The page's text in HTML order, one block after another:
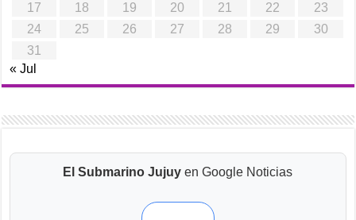
17
18 19 20 21 22
23
24
25 26 27 28 29
30
31
« Jul
El Submarino Jujuy en Google Noticias